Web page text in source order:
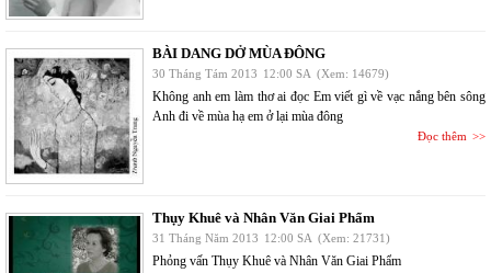
BÀI DANG DỞ MÙA ĐÔNG
30 Tháng Tám 2013 12:00 SA (Xem: 14679)
Không anh em làm thơ ai đọc Em viết gì về vạc nắng bên sông
Anh đi về mùa hạ em ở lại mùa đông
Đọc thêm
Thụy Khuê và Nhân Văn Giai Phẩm
31 Tháng Năm 2013 12:00 SA (Xem: 21731)
Phỏng vấn Thụy Khuê và Nhân Văn Giai Phẩm